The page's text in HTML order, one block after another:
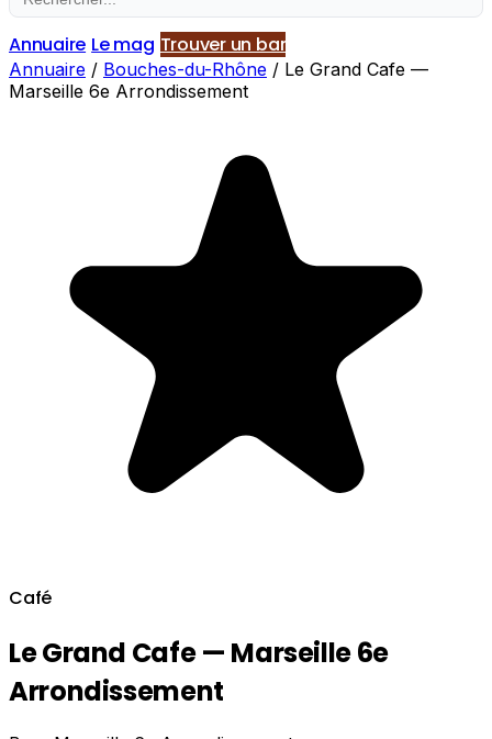
Annuaire Le mag Trouver un bar
Annuaire / Bouches-du-Rhône / Le Grand Cafe —
Marseille 6e Arrondissement
Café
Le Grand Cafe — Marseille 6e
Arrondissement